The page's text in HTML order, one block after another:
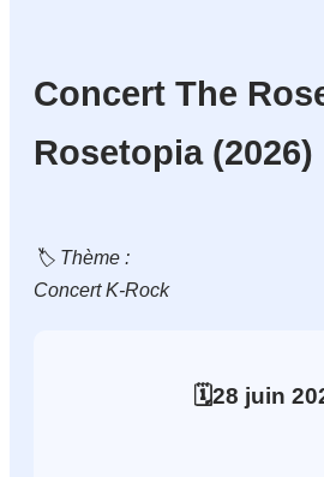
Concert The
Rosetopia (2026)
🏷️ Thème :
Concert K-Rock
🗓️28 juin